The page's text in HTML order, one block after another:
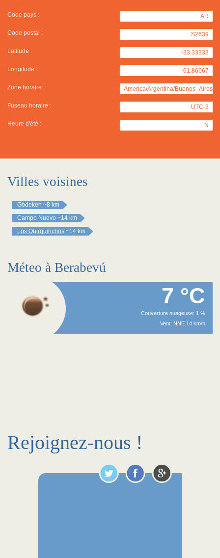
Code pays : AR
Code postal : S2639
Latitude : -33.33333
Longitude : -61.86667
Zone horaire : America/Argentina/Buenos_Aires
Fuseau horaire : UTC-3
Heure d'été : N
Villes voisines
Gödeken ~8 km
Campo Nuevo ~14 km
Los Quirquinchos ~14 km
Méteo à Berabevú
7 °C
Couverture nuageuse: 1 %
Vent: NNE 14 km/h
Rejoignez-nous !